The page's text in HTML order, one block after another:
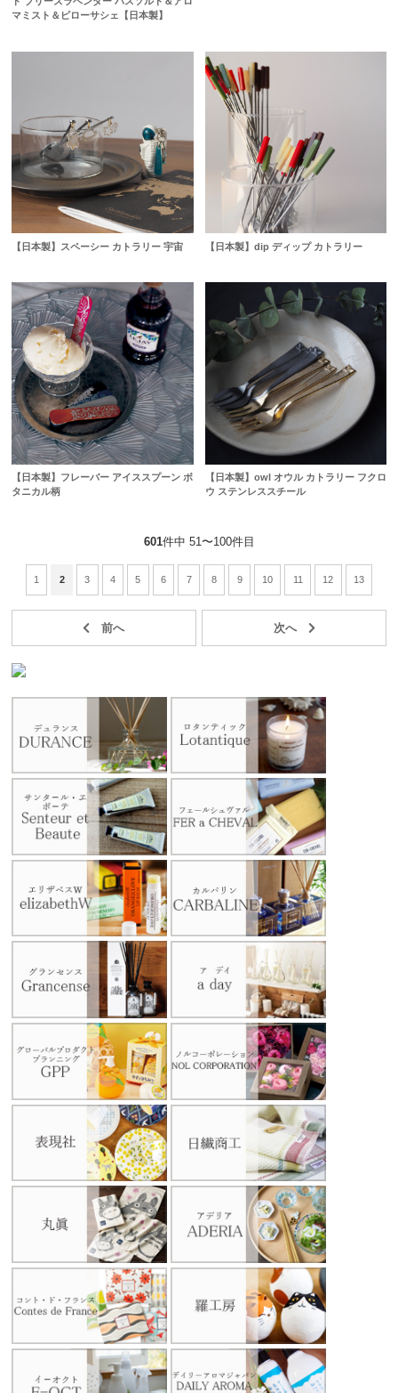
マミスト＆ピローサシェ【日本製】
【日本製】スペーシー カトラリー 宇宙 【日本製】dip ディップ カトラリー
【日本製】フレーバー アイススプーン ボ
タニカル柄
【日本製】owl オウル カトラリー フクロ
ウ ステンレススチール
601件中 51〜100件目
1 2 3 4 5 6 7 8 9 10 11 12 13